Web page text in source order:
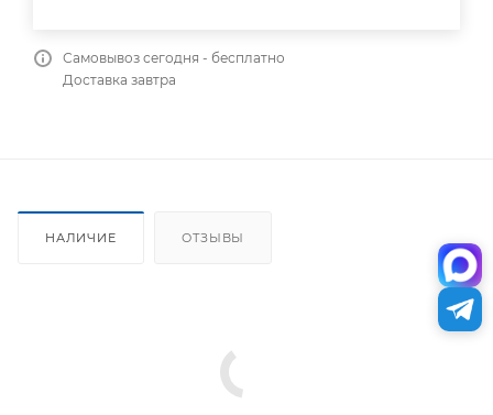
Самовывоз сегодня - бесплатно
Доставка завтра
НАЛИЧИЕ ОТЗЫВЫ